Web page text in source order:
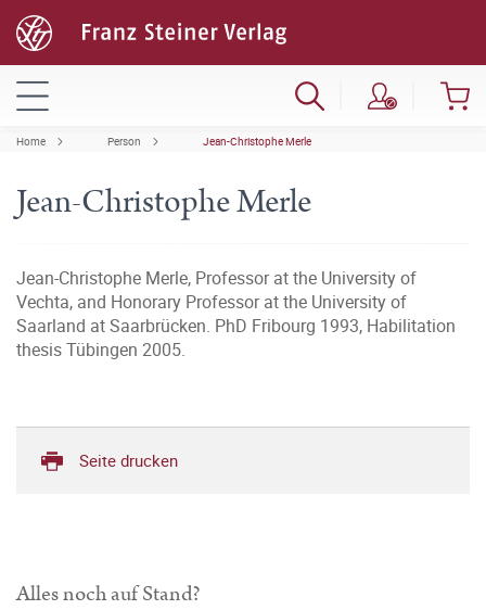
Home Person Jean-Christophe Merle
Jean-Christophe Merle
Jean-Christophe Merle, Professor at the University of
Vechta, and Honorary Professor at the University of
Saarland at Saarbrücken. PhD Fribourg 1993, Habilitation
thesis Tübingen 2005.
Seite drucken
Alles noch auf Stand?